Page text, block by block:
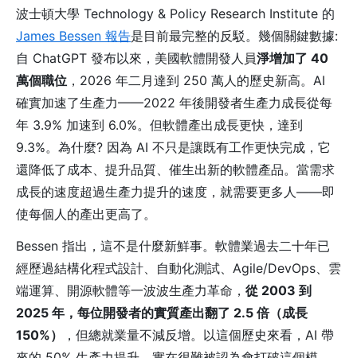
波士頓大學 Technology & Policy Research Institute 的
James Bessen 報告是目前最完整的反駁。幾個關鍵數據:
自 ChatGPT 發布以來，美國軟體開發人員淨增加了 40
萬個職位 ，2026 年二月達到 250 萬人的歷史新高。AI
確實加速了生產力——2022 年後開發者生產力成長從每
年 3.9% 加速到 6.0%。但軟體產出成長更快，達到
9.3%。為什麼? 因為 AI 不只是讓既有工作更快完成，它
還降低了成本、提升品質、催生出新的軟體產品。當需求
成長的速度超過生產力提升的速度，就需要更多人——即
使每個人的產出更高了。
Bessen 指出，這不是什麼新鮮事。軟體業過去二十年已
經歷過結構化程式設計、自動化測試、Agile/DevOps、雲
端運算、開源軟體等一波波生產力革命， 從 2003 到
2025 年，每位開發者的實質產出翻了 2.5 倍（成長
150%）
，但總就業量不減反增。以這個歷史來看，AI 帶